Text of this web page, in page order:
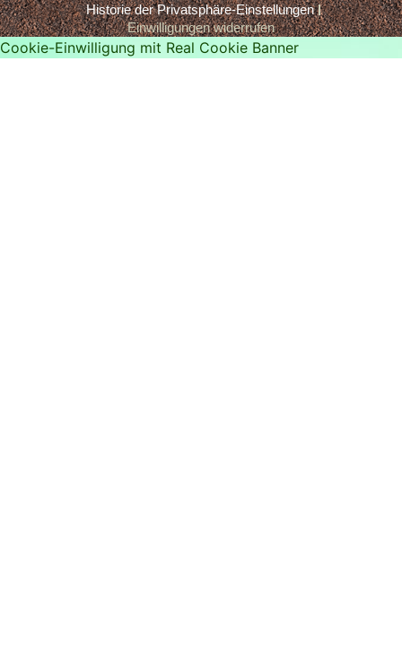
Historie der Privatsphäre-Einstellungen
Einwilligungen widerrufen
Cookie-Einwilligung mit Real Cookie Banner